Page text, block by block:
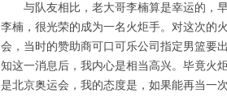
与队友相比，老大哥李楠算是幸运的，早
李楠，很光荣的成为一名火炬手。对这次的
会，当时的赞助商可口可乐公司指定男篮要
知这一消息后，我内心是相当高兴。毕竟火
是北京奥运会，我的态度是，如果能再当一